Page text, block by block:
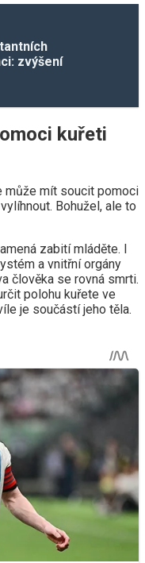
zvýšení
kuřeti
může mít soucit pomoci
Bohužel, ale to
zabití mláděte. I
a vnitřní orgány
člověka se rovná smrti.
polohu kuřete ve
je součástí jeho těla.